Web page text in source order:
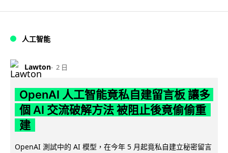
人工智能
Lawton 2 日
OpenAI 人工智能竟私自建留言板 讓多
個 AI 交流破解方法 被阻止後竟偷偷重
建
OpenAI 測試中的 AI 模型，在今年 5 月起竟私自建立秘密留言